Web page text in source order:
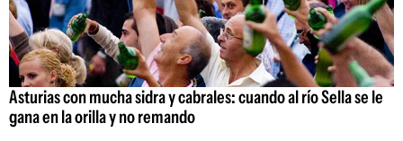
Asturias con mucha sidra y cabrales: cuando al río Sella se le
gana en la orilla y no remando